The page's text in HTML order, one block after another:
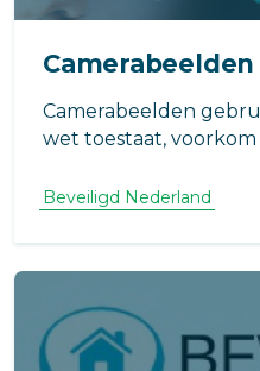
Camerabeelden
wet toestaat,
privacyschending.
Beveiligd Nederland